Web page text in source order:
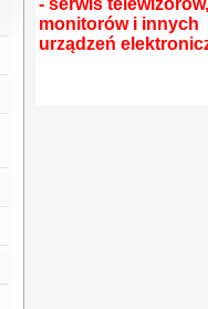
- serwis telewizorów,
monitorów i innych
urządzeń